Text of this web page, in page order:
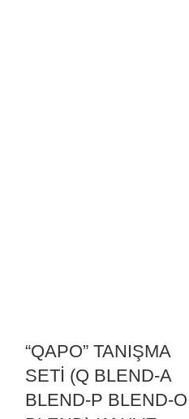
“QAPO” TANIŞMA
SETİ (Q BLEND-A
BLEND-P BLEND-O